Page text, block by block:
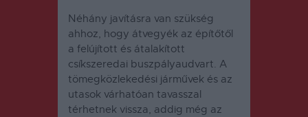
Néhány javításra van szükség
ahhoz, hogy átvegyék az építőtől
a felújított és átalakított
csíkszeredai buszpályaudvart. A
tömegközlekedési járművek és az
utasok várhatóan tavasszal
térhetnek vissza, addig még az